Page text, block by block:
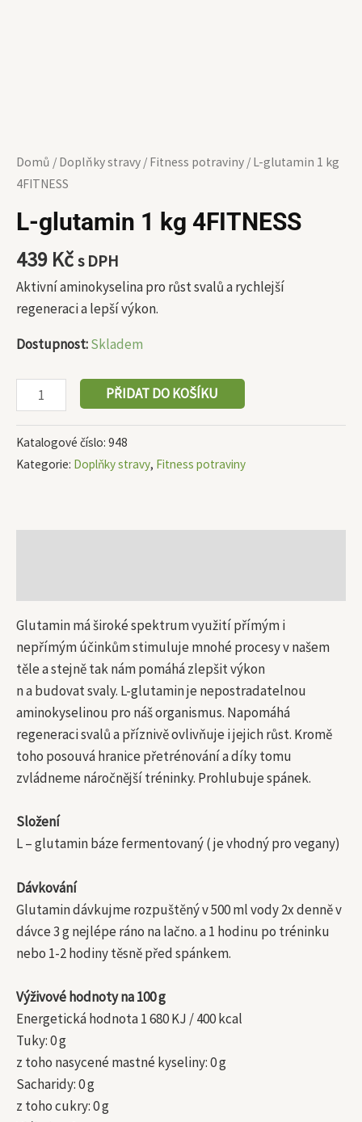
Domů / Doplňky stravy / Fitness potraviny / L-glutamin 1 kg
4FITNESS
L-glutamin 1 kg 4FITNESS
439 Kčs DPH
Aktivní aminokyselina pro růst svalů a rychlejší
regeneraci a lepší výkon.
Dostupnost:Skladem
PŘIDAT DO KOŠÍKU
Katalogové číslo: 948
Kategorie: Doplňky stravy, Fitness potraviny
Glutamin má široké spektrum využití přímým i
nepřímým účinkům stimuluje mnohé procesy v našem
těle a stejně tak nám pomáhá zlepšit výkon
n a budovat svaly. L-glutamin je nepostradatelnou
aminokyselinou pro náš organismus. Napomáhá
regeneraci svalů a příznivě ovlivňuje i jejich růst. Kromě
toho posouvá hranice přetrénování a díky tomu
zvládneme náročnější tréninky. Prohlubuje spánek.
Složení
L – glutamin báze fermentovaný ( je vhodný pro vegany)
Dávkování
Glutamin dávkujme rozpuštěný v 500 ml vody 2x denně v
dávce 3 g nejlépe ráno na lačno. a 1 hodinu po tréninku
nebo 1-2 hodiny těsně před spánkem.
Výživové hodnoty na 100 g
Energetická hodnota 1 680 KJ / 400 kcal
Tuky: 0 g
z toho nasycené mastné kyseliny: 0 g
Sacharidy: 0 g
z toho cukry: 0 g